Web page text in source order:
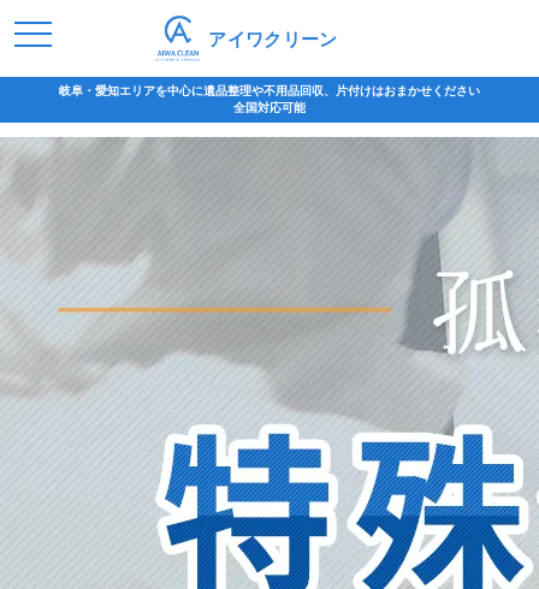
アイワクリーン